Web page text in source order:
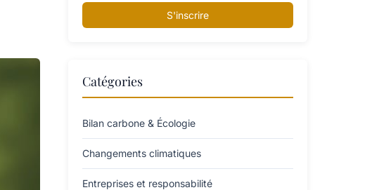
S'inscrire
Catégories
Bilan carbone & Écologie
Changements climatiques
Entreprises et responsabilité